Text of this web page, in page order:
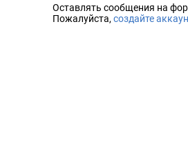
Оставлять сообщения на
Пожалуйста, создайте